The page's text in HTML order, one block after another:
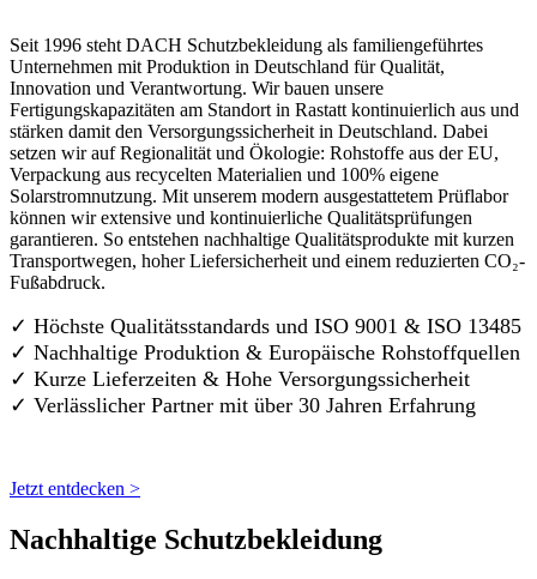
Seit 1996 steht DACH Schutzbekleidung als familiengeführtes
Unternehmen mit Produktion in Deutschland für Qualität,
Innovation und Verantwortung. Wir bauen unsere
Fertigungskapazitäten am Standort in Rastatt kontinuierlich aus und
stärken damit den Versorgungssicherheit in Deutschland. Dabei
setzen wir auf Regionalität und Ökologie: Rohstoffe aus der EU,
Verpackung aus recycelten Materialien und 100% eigene
Solarstromnutzung. Mit unserem modern ausgestattetem Prüflabor
können wir extensive und kontinuierliche Qualitätsprüfungen
garantieren. So entstehen nachhaltige Qualitätsprodukte mit kurzen
Transportwegen, hoher Liefersicherheit und einem reduzierten CO₂-
Fußabdruck.
✓ Höchste Qualitätsstandards und ISO 9001 & ISO 13485
✓ Nachhaltige Produktion & Europäische Rohstoffquellen
✓ Kurze Lieferzeiten & Hohe Versorgungssicherheit
✓ Verlässlicher Partner mit über 30 Jahren Erfahrung
Jetzt entdecken >
Nachhaltige Schutzbekleidung